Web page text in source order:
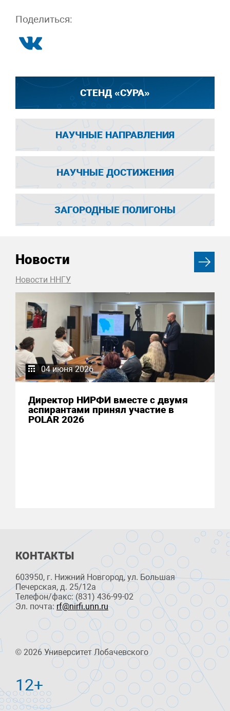
Поделиться:
СТЕНД «СУРА»
НАУЧНЫЕ НАПРАВЛЕНИЯ
НАУЧНЫЕ ДОСТИЖЕНИЯ
ЗАГОРОДНЫЕ ПОЛИГОНЫ
Новости
Новости ННГУ
04 июня 2026
Директор НИРФИ вместе с двумя
аспирантами принял участие в
POLAR 2026
КОНТАКТЫ
603950, г. Нижний Новгород, ул. Большая
Печерская, д. 25/12a
Телефон/факс: (831) 436-99-02
Эл. почта:rf@nirfi.unn.ru
© 2026 Университет Лобачевского
12+